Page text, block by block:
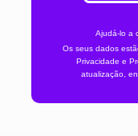
Ajudá-lo a
Os seus dados
Privacidade e
atualização,